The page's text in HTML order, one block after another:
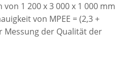
1 200 x 3 000 x 1 000 mm
von MPEE = (2,3 +
Messung der Qualität der